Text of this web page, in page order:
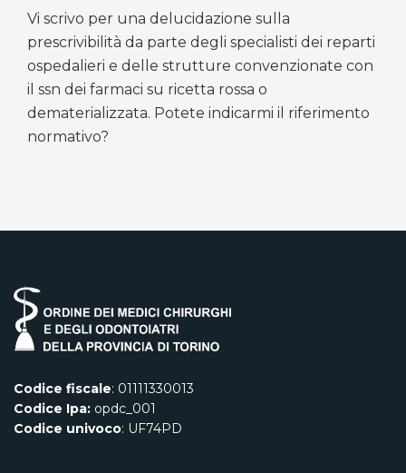
Vi scrivo per una delucidazione sulla
prescrivibilità da parte degli specialisti dei reparti
ospedalieri e delle strutture convenzionate con
il ssn dei farmaci su ricetta rossa o
dematerializzata. Potete indicarmi il riferimento
normativo?
Codice fiscale: 01111330013
Codice Ipa: opdc_001
Codice univoco: UF74PD